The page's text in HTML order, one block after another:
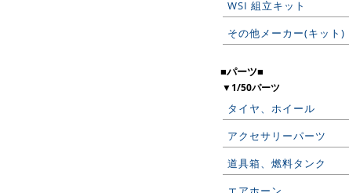
WSI 組立キット
その他メーカー(キット)
■パーツ■
▼1/50パーツ
タイヤ、ホイール
アクセサリーパーツ
道具箱、燃料タンク